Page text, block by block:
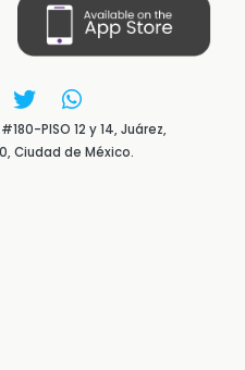
PISO 12 y 14, Juárez,
Ciudad de México.